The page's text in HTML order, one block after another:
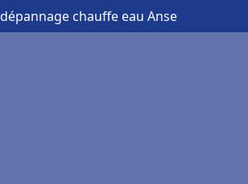
chauffe eau Anse